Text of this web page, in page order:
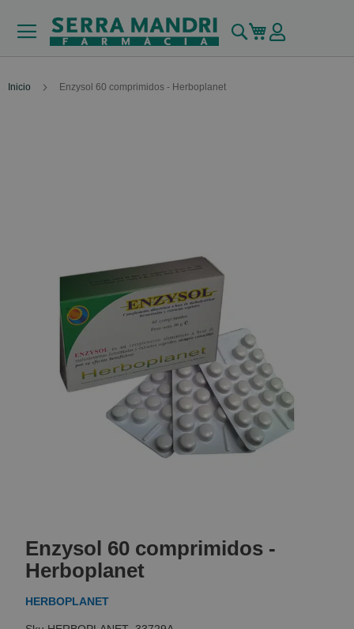
Buscar
Mi carrito
Inicio Enzysol 60 comprimidos - Herboplanet
images
the
beginning
of
the
Enzysol 60 comprimidos -
Herboplanet
HERBOPLANET